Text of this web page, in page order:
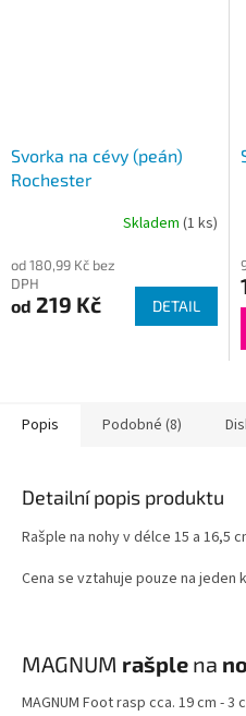
Svorka na cévy (peán)
Rochester
Skladem (1 ks)
od 180,99 Kč bez
DPH
od 219 Kč DETAIL
5
Popis Podobné (8)
Detailní popis produktu
Rašple na nohy v délce 15 a 16,5
Cena se vztahuje pouze na jeden
MAGNUM rašple na
MAGNUM Foot rasp cca. 19 cm - 3